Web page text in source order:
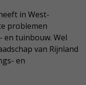
in West-
problemen
en tuinbouw. Wel
van Rijnland
en